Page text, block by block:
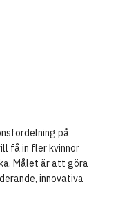
på
få in fler kvinnor
Målet är att göra
innovativa